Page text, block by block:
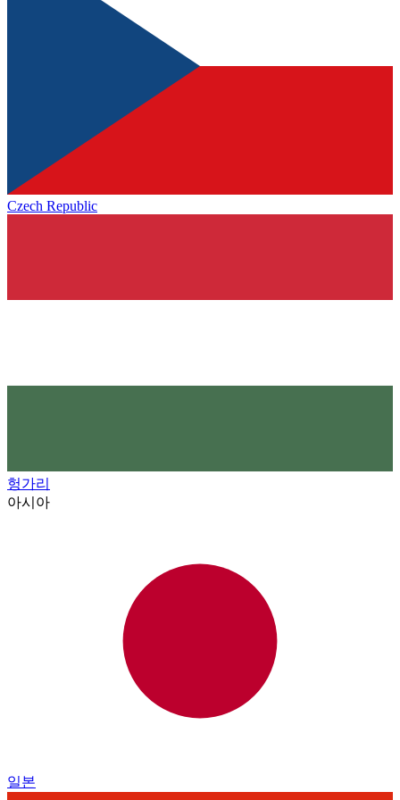
Czech Republic
헝가리
아시아
일본